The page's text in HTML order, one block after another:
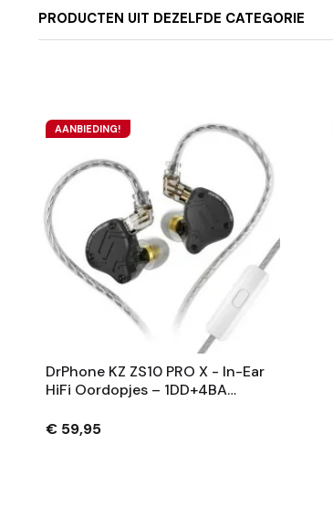
PRODUCTEN UIT DEZELFDE CATEGORIE
AANBIEDING!
DrPhone KZ ZS10 PRO X - In-Ear
HiFi Oordopjes – 1DD+4BA
Kabel, 3.5mm Jack – Audiofiele
€ 59,95